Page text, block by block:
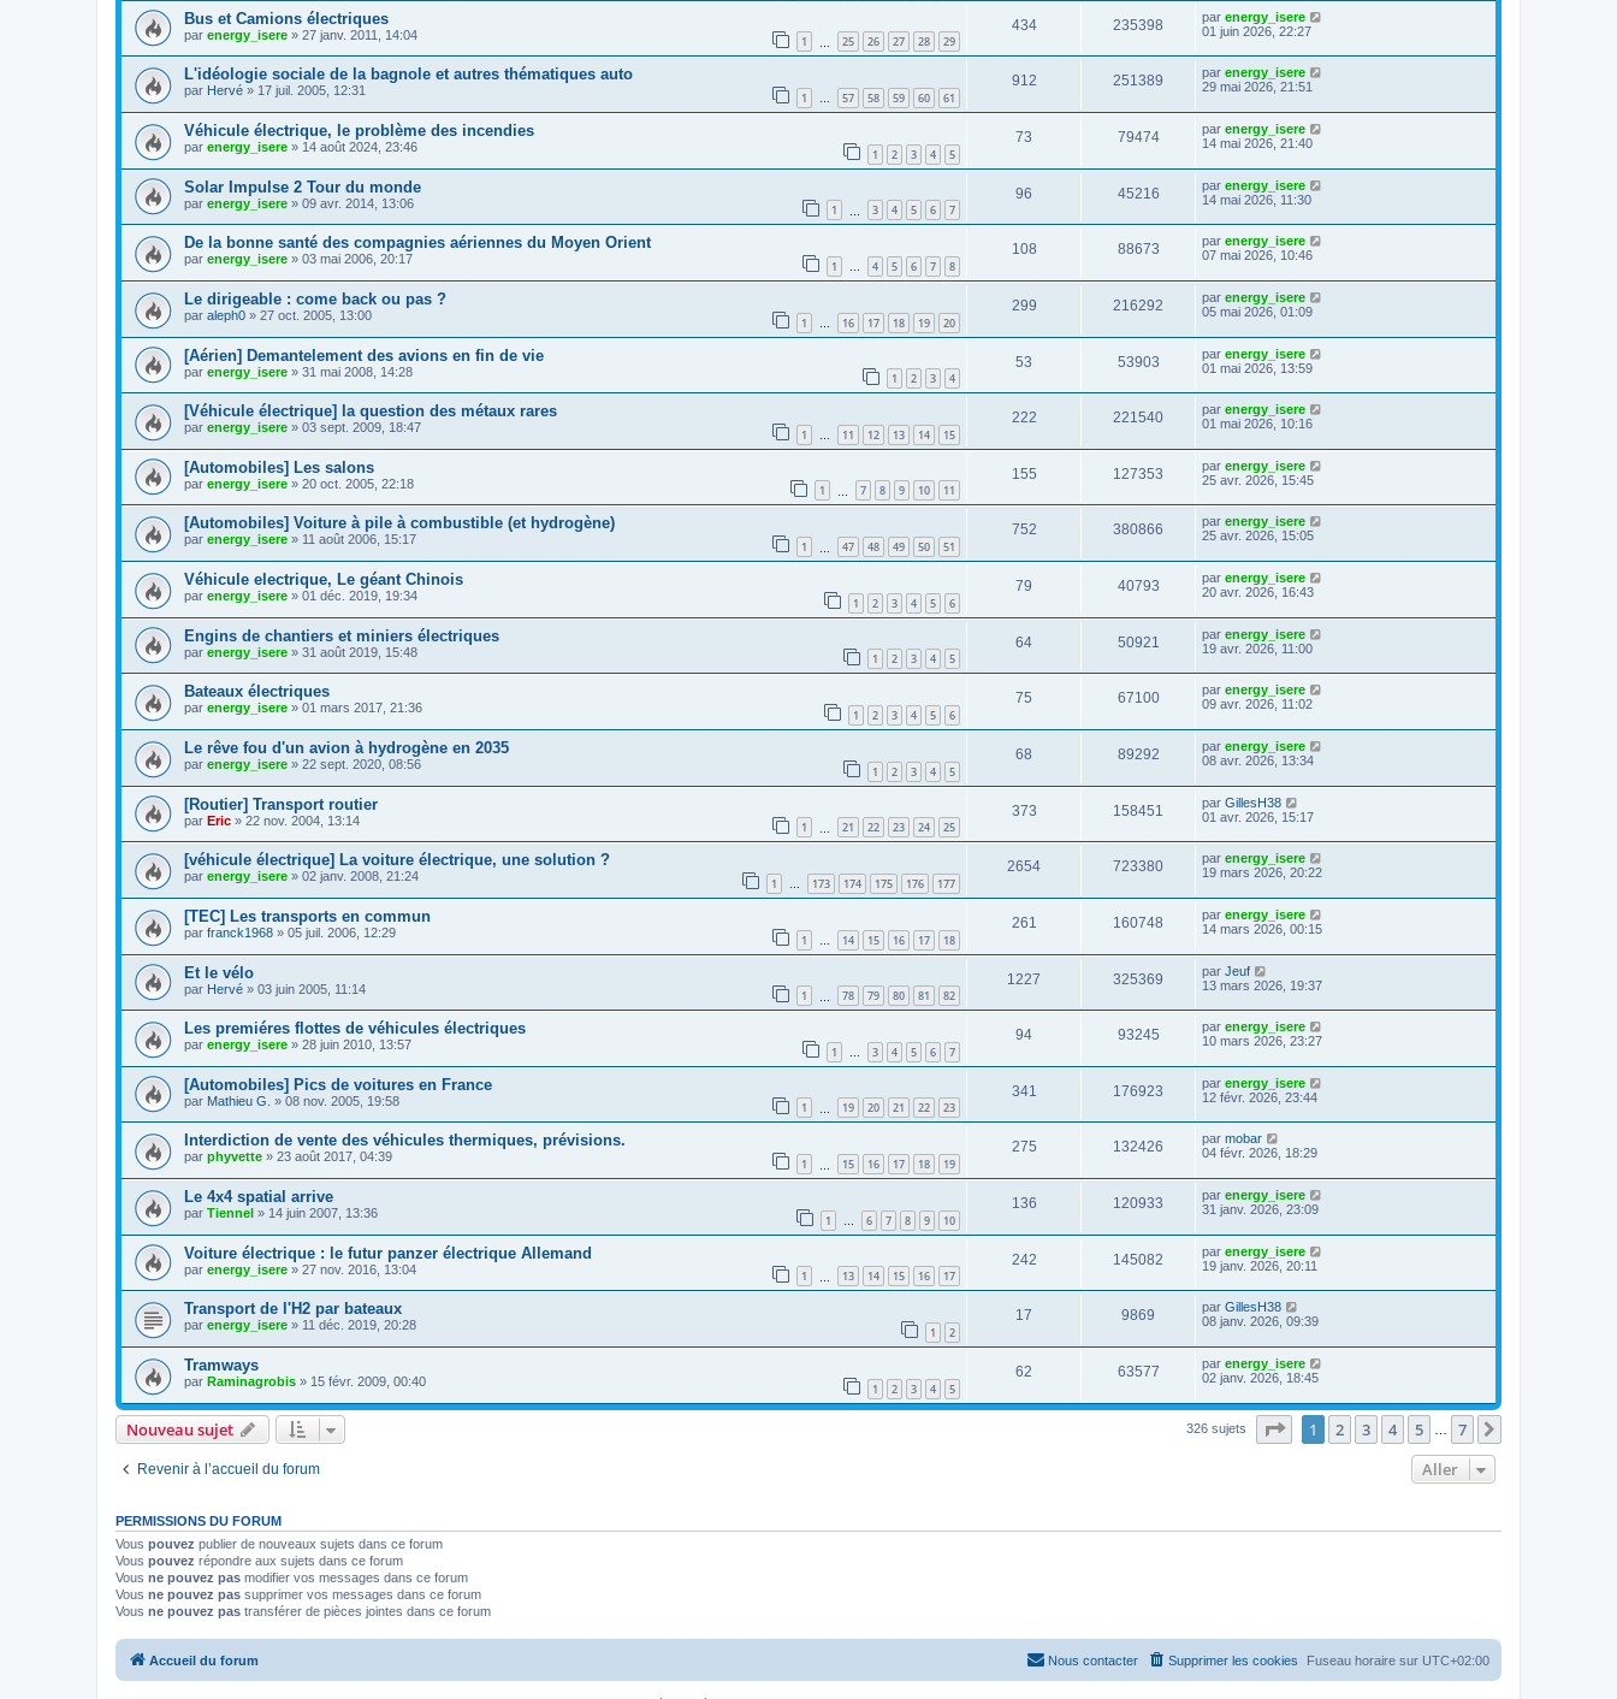
Bus et Camions électriques
par energy_isere » 27 janv. 2011, 14:04 1 25 26 27 28 29
434 235398 par energy_isere
01 juin 2026, 22:27
L'idéologie sociale de la bagnole et autres thématiques auto
par Hervé » 17 juil. 2005, 12:31 1 … 57 58 59 60 61
912 251389 par energy_isere
29 mai 2026, 21:51
Véhicule électrique, le problème des incendies
par energy_isere » 14 août 2024, 23:46 1 2 3 4 5
73 79474 par energy_isere
14 mai 2026, 21:40
Solar Impulse 2 Tour du monde
par energy_isere » 09 avr. 2014, 13:06 1 3 4 5 6 7
96 45216 par energy_isere
14 mai 2026, 11:30
De la bonne santé des compagnies aériennes du Moyen Orient
par energy_isere » 03 mai 2006, 20:17 1 … 4 5 6 7 8
108 88673 par energy_isere
07 mai 2026, 10:46
Le dirigeable : come back ou pas ?
par aleph0 » 27 oct. 2005, 13:00 1 16 17 18 19 20
299 216292 par energy_isere
05 mai 2026, 01:09
[Aérien] Demantelement des avions en fin de vie
par energy_isere » 31 mai 2008, 14:28 1 2 3 4
53 53903 par energy_isere
01 mai 2026, 13:59
[Véhicule électrique] la question des métaux rares
par energy_isere » 03 sept. 2009, 18:47 1 … 11 12 13 14 15
222 221540 par energy_isere
01 mai 2026, 10:16
[Automobiles] Les salons
par energy_isere » 20 oct. 2005, 22:18 1 7 8 9 10 11
155 127353 par energy_isere
25 avr. 2026, 15:45
[Automobiles] Voiture à pile à combustible (et hydrogène)
par energy_isere » 11 août 2006, 15:17 1 47 48 49 50 51
752 380866 par energy_isere
25 avr. 2026, 15:05
Véhicule electrique, Le géant Chinois
par energy_isere » 01 déc. 2019, 19:34 1 2 3 4 5 6
79 40793 par energy_isere
20 avr. 2026, 16:43
Engins de chantiers et miniers électriques
par energy_isere » 31 août 2019, 15:48 1 2 3 4 5
64 50921 par energy_isere
19 avr. 2026, 11:00
Bateaux électriques
par energy_isere » 01 mars 2017, 21:36 1 2 3 4 5 6
75 67100 par energy_isere
09 avr. 2026, 11:02
Le rêve fou d'un avion à hydrogène en 2035
par energy_isere » 22 sept. 2020, 08:56 1 2 3 4 5
68 89292 par energy_isere
08 avr. 2026, 13:34
[Routier] Transport routier
par Eric » 22 nov. 2004, 13:14 1 21 22 23 24 25
373 158451 par GillesH38
01 avr. 2026, 15:17
[véhicule électrique] La voiture électrique, une solution ?
par energy_isere » 02 janv. 2008, 21:24 1 … 173 174 175 176 177
2654 723380 par energy_isere
19 mars 2026, 20:22
[TEC] Les transports en commun
par franck1968 » 05 juil. 2006, 12:29 1 … 14 15 16 17 18
261 160748 par energy_isere
14 mars 2026, 00:15
Et le vélo
par Hervé » 03 juin 2005, 11:14 1 78 79 80 81 82
1227 325369 par Jeuf
13 mars 2026, 19:37
Les premiéres flottes de véhicules électriques
par energy_isere » 28 juin 2010, 13:57 1 … 3 4 5 6 7
94 93245 par energy_isere
10 mars 2026, 23:27
[Automobiles] Pics de voitures en France
par Mathieu G. » 08 nov. 2005, 19:58 1 19 20 21 22 23
341 176923 par energy_isere
12 févr. 2026, 23:44
Interdiction de vente des véhicules thermiques, prévisions.
par phyvette » 23 août 2017, 04:39 1 15 16 17 18 19
275 132426 par mobar
04 févr. 2026, 18:29
Le 4x4 spatial arrive
par Tiennel » 14 juin 2007, 13:36 1 … 6 7 8 9 10
136 120933 par energy_isere
31 janv. 2026, 23:09
Voiture électrique : le futur panzer électrique Allemand
par energy_isere » 27 nov. 2016, 13:04 1 13 14 15 16 17
242 145082 par energy_isere
19 janv. 2026, 20:11
Transport de l'H2 par bateaux
par energy_isere » 11 déc. 2019, 20:28 1 2
17 9869 par GillesH38
08 janv. 2026, 09:39
Tramways
par Raminagrobis » 15 févr. 2009, 00:40 1 2 3 4 5
62 63577 par energy_isere
02 janv. 2026, 18:45
Nouveau sujet 326 sujets Page sur7
1 2 3 4 5 7
Revenir à l’accueil du forum Aller
PERMISSIONS DU FORUM
Vous pouvez publier de nouveaux sujets dans ce forum
Vous pouvez répondre aux sujets dans ce forum
Vous ne pouvez pas modifier vos messages dans ce forum
Vous ne pouvez pas supprimer vos messages dans ce forum
Vous ne pouvez pas transférer de pièces jointes dans ce forum
Accueil du forum Fuseau horaire sur UTC+02:00
Supprimer les cookies
Nous contacter